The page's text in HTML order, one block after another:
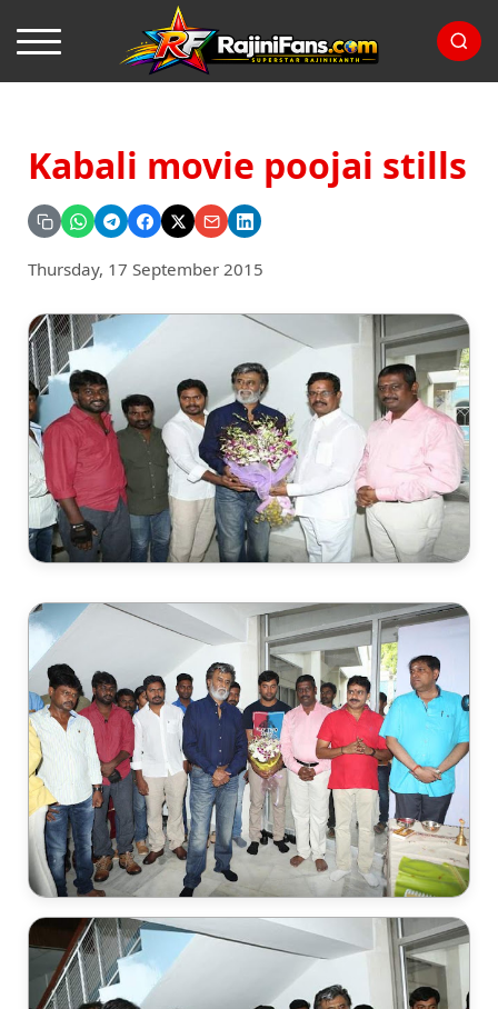
Kabali movie poojai stills
Thursday, 17 September 2015